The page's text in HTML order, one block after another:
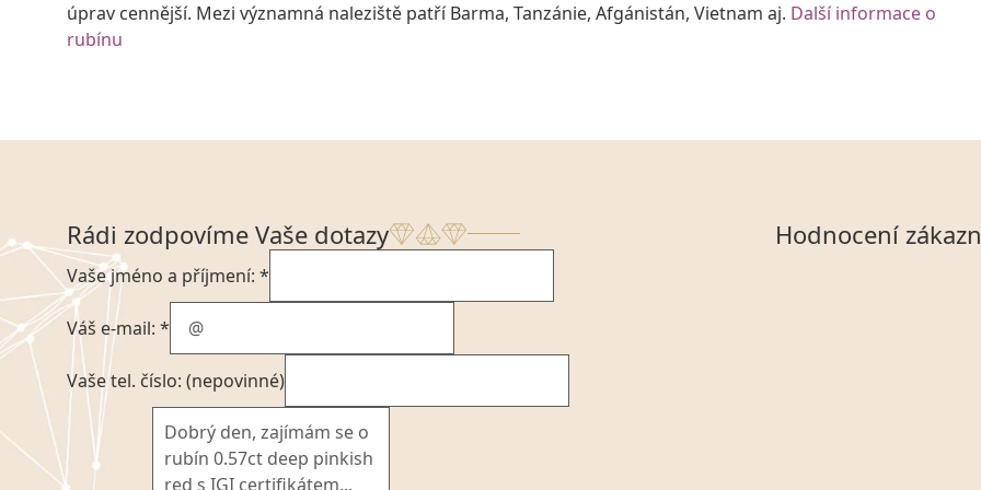
úprav cennější. Mezi významná naleziště patří Barma, Tanzánie, Afgánistán, Vietnam aj. Další informace o
rubínu
Rádi zodpovíme Vaše dotazy
Vaše jméno a příjmení: *
Váš e-mail: *
Vaše tel. číslo: (nepovinné)
Hodnocení